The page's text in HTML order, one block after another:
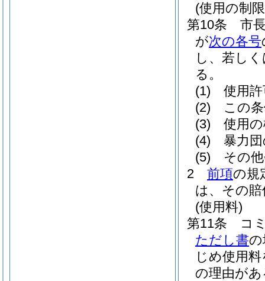
(使用の制
第10条
市
が次の各号
し、若し
る。
(1)
使用
(2)
この
(3)
使用
(4)
暴力
(5)
その
2
前項の規
は、その
(使用料)
第11条
コ
ただし書の
じめ使用
の理由が